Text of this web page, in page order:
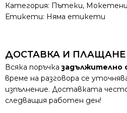
Категория: Пътеки,
Етикети: Няма етикети
ДОСТАВКА И ПЛАЩАНЕ
Всяка поръчказадължително
време на разговора се
изпълнение. Доставката
следващия работен ден!